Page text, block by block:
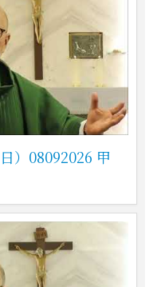
）08092026 甲